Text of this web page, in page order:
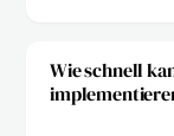
Wie schnell